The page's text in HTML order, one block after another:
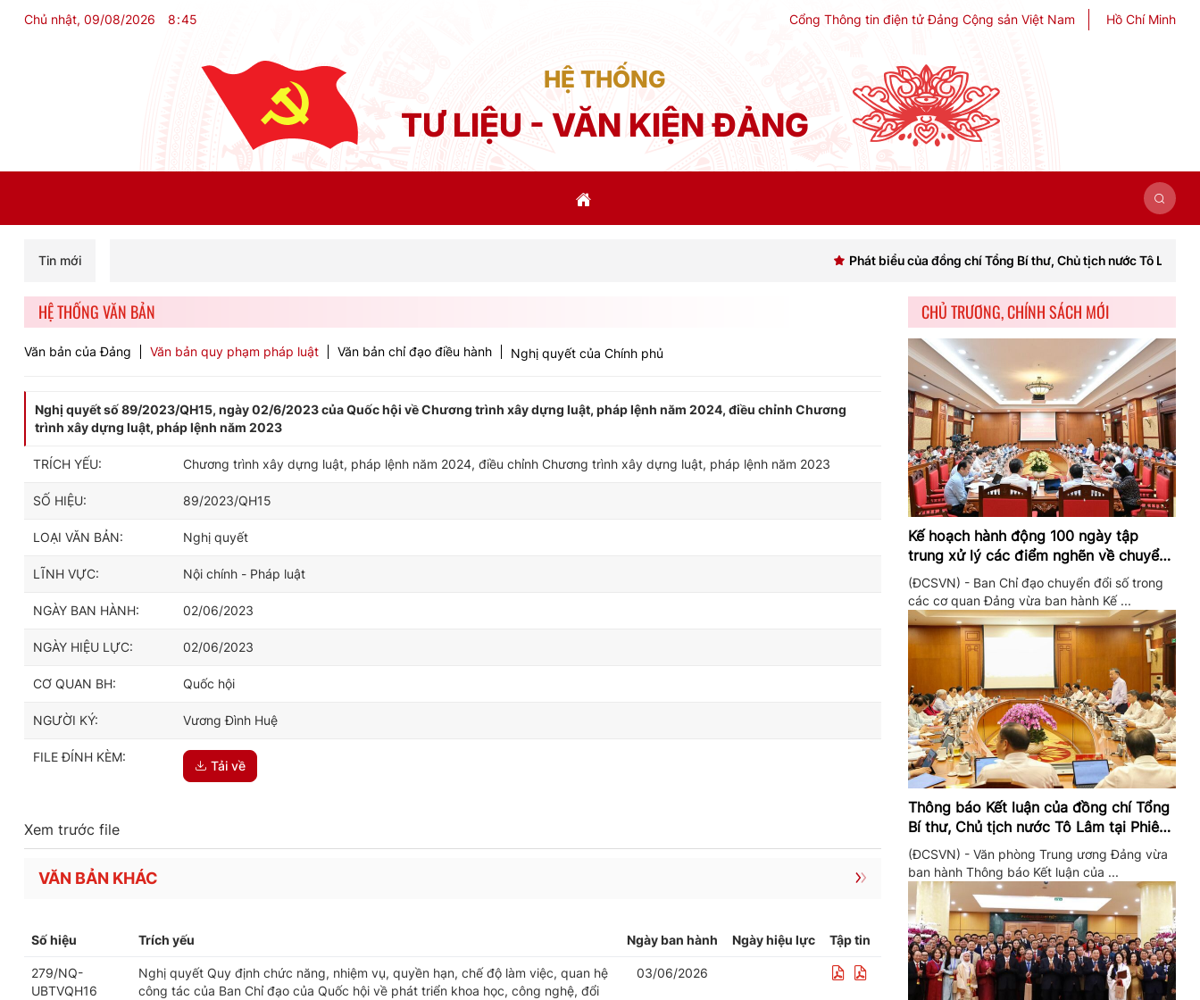
Chủ nhật, 09/08/2026 8:45 Cổng Thông tin điện tử Đảng Cộng sản Việt Nam Hồ Chí Minh
HỆ THỐNG
TƯ LIỆU - VĂN KIỆN ĐẢNG
Tin mới Phát biểu của đồng chí Tổng Bí thư, Chủ tịch nước Tô Lâm khai mạc Hội
HỆ THỐNG VĂN BẢN
Văn bản của Đảng Văn bản quy phạm pháp luật Văn bản chỉ đạo điều hành Nghị quyết của Chính phủ
Nghị quyết số 89/2023/QH15, ngày 02/6/2023 của Quốc hội về Chương trình xây dựng luật, pháp lệnh năm 2024, điều chỉnh Chương
trình xây dựng luật, pháp lệnh năm 2023
TRÍCH YẾU: Chương trình xây dựng luật, pháp lệnh năm 2024, điều chỉnh Chương trình xây dựng luật, pháp lệnh năm 2023
SỐ HIỆU: 89/2023/QH15
LOẠI VĂN BẢN: Nghị quyết
LĨNH VỰC: Nội chính - Pháp luật
NGÀY BAN HÀNH: 02/06/2023
NGÀY HIỆU LỰC: 02/06/2023
CƠ QUAN BH: Quốc hội
NGƯỜI KÝ: Vương Đình Huệ
FILE ĐÍNH KÈM:
Tải về
Xem trước file
VĂN BẢN KHÁC
Số hiệu Trích yếu Ngày ban hành Ngày hiệu lực Tập tin
279/NQ-
UBTVQH16
Nghị quyết Quy định chức năng, nhiệm vụ, quyền hạn, chế độ làm việc, quan hệ
công tác của Ban Chỉ đạo của Quốc hội về phát triển khoa học, công nghệ, đổi
03/06/2026
CHỦ TRƯƠNG, CHÍNH SÁCH MỚI
Kế hoạch hành động 100 ngày tập
trung xử lý các điểm nghẽn về chuyển
đổi số trong các cơ quan Đảng
(ĐCSVN) - Ban Chỉ đạo chuyển đổi số trong
các cơ quan Đảng vừa ban hành Kế ...
Thông báo Kết luận của đồng chí Tổng
Bí thư, Chủ tịch nước Tô Lâm tại Phiên
họp Ban Chỉ đạo Trung ương thực hiện
Nghị quyết 57
(ĐCSVN) - Văn phòng Trung ương Đảng vừa
ban hành Thông báo Kết luận của ...